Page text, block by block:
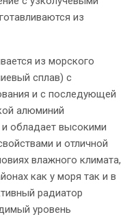
из
из морского
сплав) с
и с последующей
алюминий
и обладает высокими
и отличной
влажного климата,
как у моря так и в
радиатор
уровень